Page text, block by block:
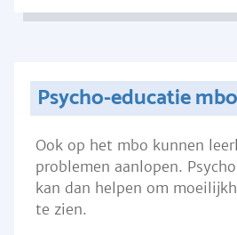
Psycho-educatie mbo
Ook op het mbo kunnen
problemen aanlopen.
kan dan helpen om
te zien.